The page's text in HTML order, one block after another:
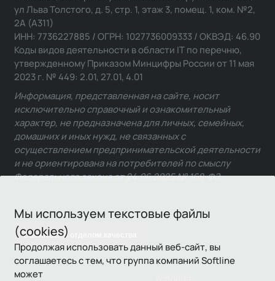
Мы используем текстовые файлы
(cookies)
Продолжая использовать данный веб-сайт, вы
соглашаетесь с тем, что группа компаний Softline
может
Связаться с отделом качества
ул Льва Толстого, д. 5, стр. 1, этаж 3, помещ. 1, ком. №2,
2А (А311)
ИНН: 7736227885 / ОГРН: 1027736009333 / ОКВЭД: 46.90
Коды видов деятельности в области IT по перечню,
утвержденному Приказом Минцифры России от 11 мая
2023 г. № 449: 2.01, 27.01, 4.01
Информация, представленная на сайте, носит
исключительно справочный и ознакомительный
характер, не предназначена для личных, семейных,
домашних и иных нужд, не связанных с
осуществлением предпринимательской деятельности
и не ориентирована на потребителей по смыслу
Федерального закона от 24.06.2025 № 168-ФЗ.